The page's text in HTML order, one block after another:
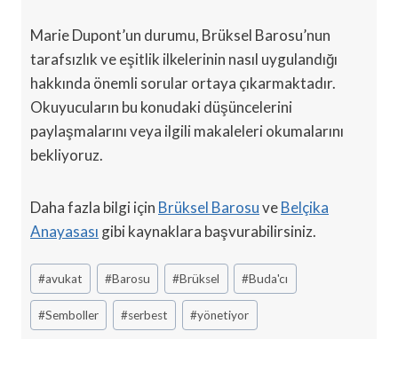
Marie Dupont’un durumu, Brüksel Barosu’nun
tarafsızlık ve eşitlik ilkelerinin nasıl uygulandığı
hakkında önemli sorular ortaya çıkarmaktadır.
Okuyucuların bu konudaki düşüncelerini
paylaşmalarını veya ilgili makaleleri okumalarını
bekliyoruz.
Daha fazla bilgi için Brüksel BarosuveBelçika
Anayasası gibi kaynaklara başvurabilirsiniz.
Post
Tags:
#avukat #Barosu #Brüksel #Buda'cı
#Semboller #serbest #yönetiyor